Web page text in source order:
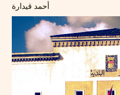
أحمد قيدارة